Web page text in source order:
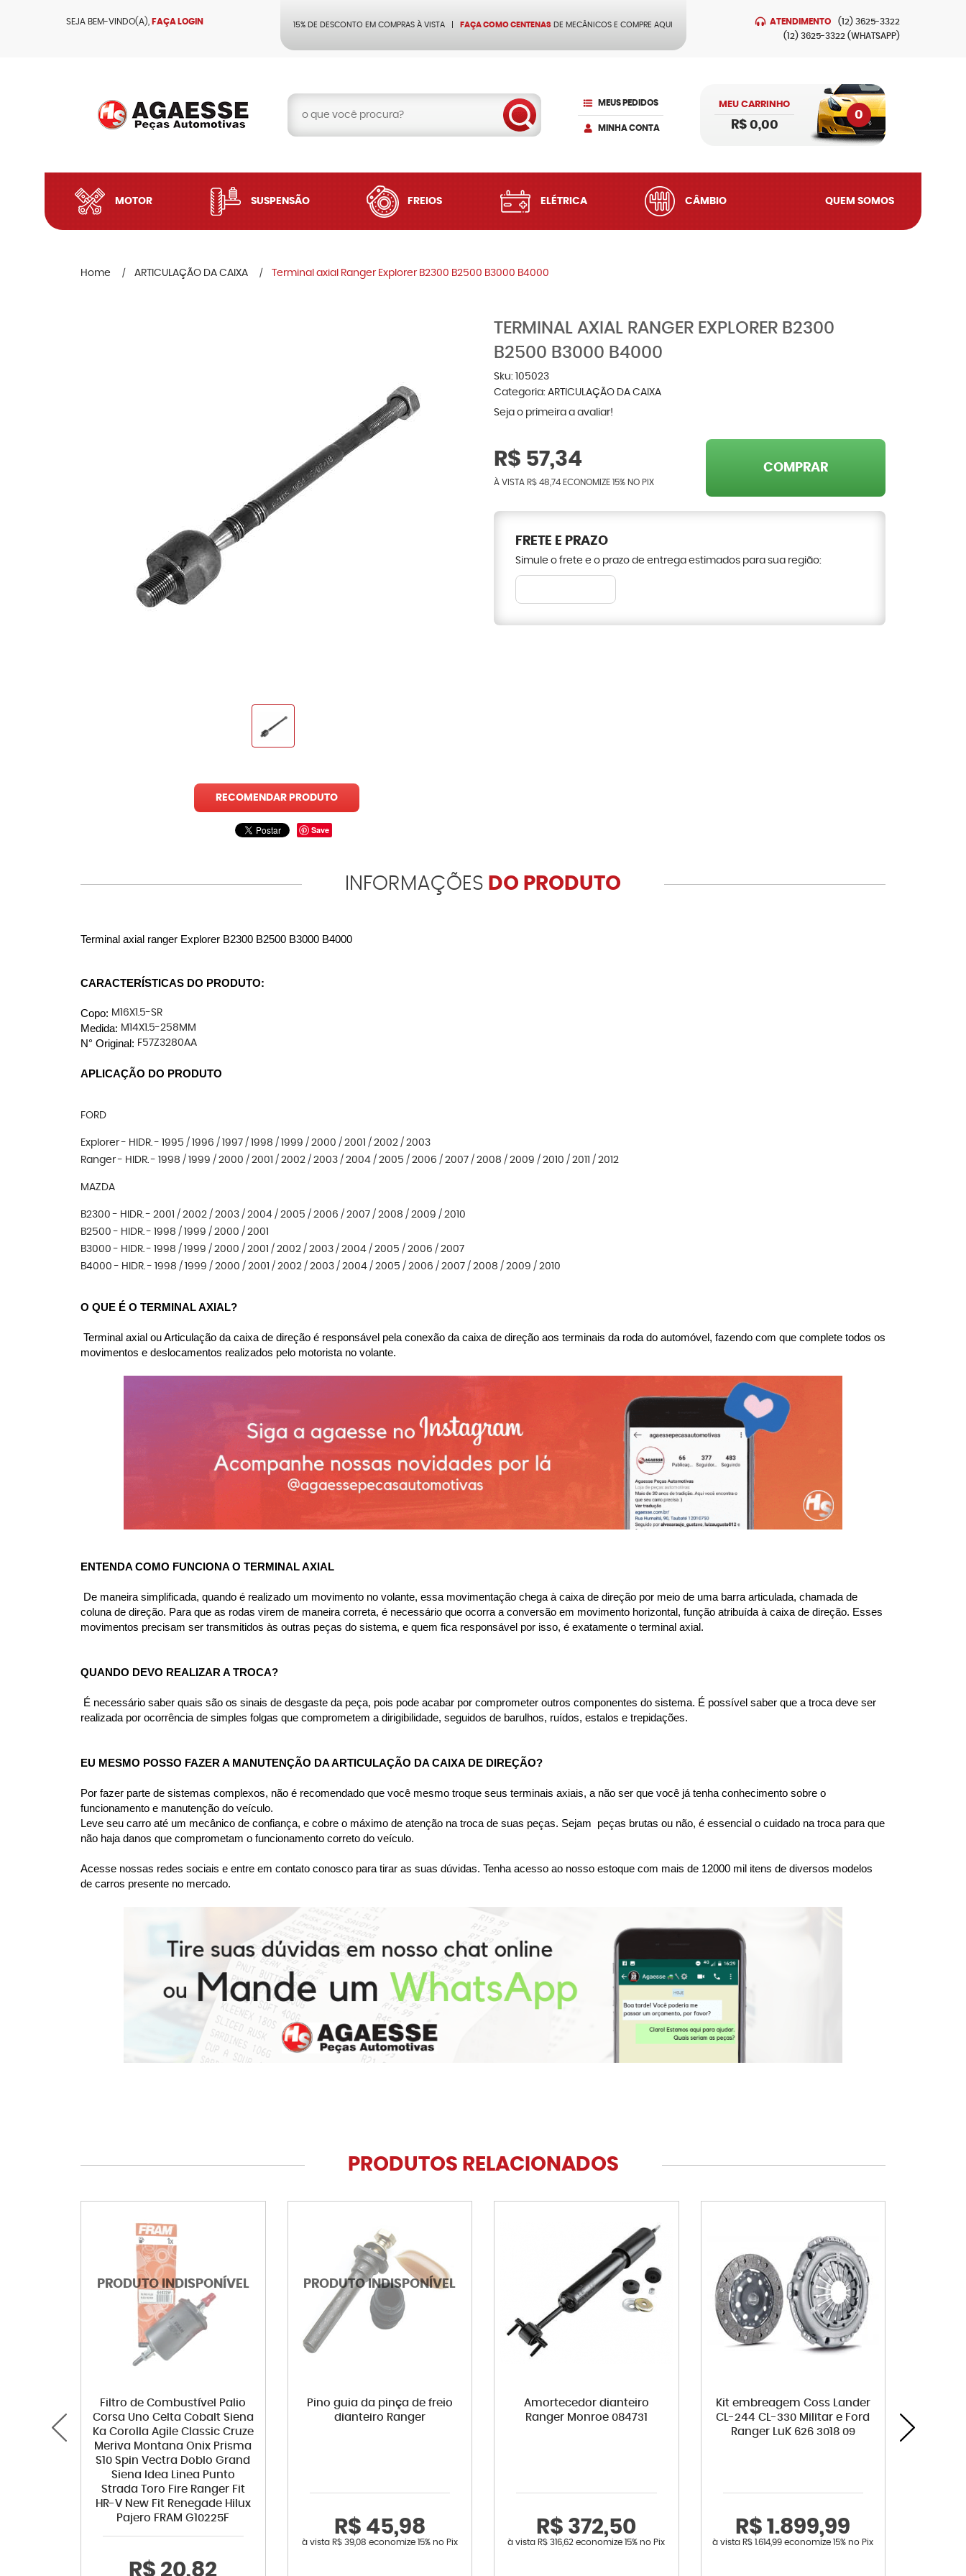
SEJA BEM-VINDO(A), FAÇA LOGIN 15% DE DESCONTO EM COMPRAS À VISTA FAÇA COMO CENTENAS DE MECÂNICOS E COMPRE AQUI ATENDIMENTO (12) 3625-3322
(12) 3625-3322 (WHATSAPP)
MEUS PEDIDOS
MINHA CONTA
MEU CARRINHO
0
R$ 0,00
MOTOR SUSPENSÃO FREIOS ELÉTRICA CÂMBIO QUEM SOMOS
Home ARTICULAÇÃO DA CAIXA Terminal axial Ranger Explorer B2300 B2500 B3000 B4000
RECOMENDAR PRODUTO
Save
TERMINAL AXIAL RANGER EXPLORER B2300
B2500 B3000 B4000
Sku: 105023
Categoria: ARTICULAÇÃO DA CAIXA
Seja o primeira a avaliar!
R$ 57,34
À VISTA R$ 48,74ECONOMIZE 15% NO PIX
COMPRAR
FRETE E PRAZO
Simule o frete e o prazo de entrega estimados para sua região:
INFORMAÇÕES DO PRODUTO
Terminal axial ranger Explorer B2300 B2500 B3000 B4000
CARACTERÍSTICAS DO PRODUTO:
Copo: M16X1.5-SR
Medida: M14X1.5-258MM
N° Original: F57Z3280AA
APLICAÇÃO DO PRODUTO
FORD
Explorer - HIDR. - 1995 / 1996 / 1997 / 1998 / 1999 / 2000 / 2001 / 2002 / 2003
Ranger - HIDR. - 1998 / 1999 / 2000 / 2001 / 2002 / 2003 / 2004 / 2005 / 2006 / 2007 / 2008 / 2009 / 2010 / 2011 / 2012
MAZDA
B2300 - HIDR. - 2001 / 2002 / 2003 / 2004 / 2005 / 2006 / 2007 / 2008 / 2009 / 2010
B2500 - HIDR. - 1998 / 1999 / 2000 / 2001
B3000 - HIDR. - 1998 / 1999 / 2000 / 2001 / 2002 / 2003 / 2004 / 2005 / 2006 / 2007
B4000 - HIDR. - 1998 / 1999 / 2000 / 2001 / 2002 / 2003 / 2004 / 2005 / 2006 / 2007 / 2008 / 2009 / 2010
O QUE É O TERMINAL AXIAL?
Terminal axial ou Articulação da caixa de direção é responsável pela conexão da caixa de direção aos terminais da roda do automóvel, fazendo com que complete todos os
movimentos e deslocamentos realizados pelo motorista no volante.
ENTENDA COMO FUNCIONA O TERMINAL AXIAL
De maneira simplificada, quando é realizado um movimento no volante, essa movimentação chega à caixa de direção por meio de uma barra articulada, chamada de
coluna de direção. Para que as rodas virem de maneira correta, é necessário que ocorra a conversão em movimento horizontal, função atribuída à caixa de direção. Esses
movimentos precisam ser transmitidos às outras peças do sistema, e quem fica responsável por isso, é exatamente o terminal axial.
QUANDO DEVO REALIZAR A TROCA?
É necessário saber quais são os sinais de desgaste da peça, pois pode acabar por comprometer outros componentes do sistema. É possível saber que a troca deve ser
realizada por ocorrência de simples folgas que comprometem a dirigibilidade, seguidos de barulhos, ruídos, estalos e trepidações.
EU MESMO POSSO FAZER A MANUTENÇÃO DA ARTICULAÇÃO DA CAIXA DE DIREÇÃO?
Por fazer parte de sistemas complexos, não é recomendado que você mesmo troque seus terminais axiais, a não ser que você já tenha conhecimento sobre o
funcionamento e manutenção do veículo.
Leve seu carro até um mecânico de confiança, e cobre o máximo de atenção na troca de suas peças. Sejam  peças brutas ou não, é essencial o cuidado na troca para que
não haja danos que comprometam o funcionamento correto do veículo.
Acesse nossas redes sociais e entre em contato conosco para tirar as suas dúvidas. Tenha acesso ao nosso estoque com mais de 12000 mil itens de diversos modelos
de carros presente no mercado.
PRODUTOS RELACIONADOS
Filtro de Combustível Palio
Corsa Uno Celta Cobalt Siena
Ka Corolla Agile Classic Cruze
Meriva Montana Onix Prisma
S10 Spin Vectra Doblo Grand
Siena Idea Linea Punto
Strada Toro Fire Ranger Fit
HR-V New Fit Renegade Hilux
Pajero FRAM G10225F
R$ 20,82
Pino guia da pinça de freio
dianteiro Ranger
R$ 45,98
à vista R$ 39,08 economize 15% no Pix
Amortecedor dianteiro
Ranger Monroe 084731
R$ 372,50
à vista R$ 316,62 economize15% no Pix
Kit embreagem Coss Lander
CL-244 CL-330 Militar e Ford
Ranger LuK 626 3018 09
R$ 1.899,99
à vista R$ 1.614,99 economize15% no Pix